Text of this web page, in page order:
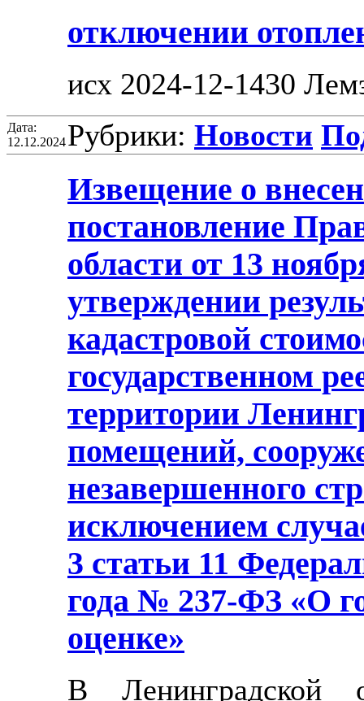
отключении
исх 2024-12-1430
Дата:
12.12.2024Рубрики: Новости
Извещение о
постановление
области от 13
утверждении
кадастровой
государственном
территории
помещений,
незавершенного
исключением
3 статьи 11
года № 237-ФЗ «О
оценке»
В Ленинградской